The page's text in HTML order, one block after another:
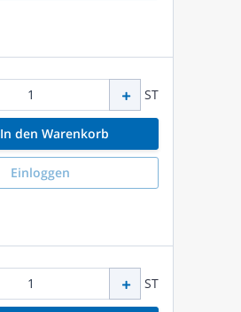
ST
In den Warenkorb
Einloggen
ST